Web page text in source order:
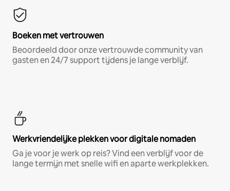
Boeken met vertrouwen
Beoordeeld door onze vertrouwde community van
gasten en 24/7 support tijdens je lange verblijf.
Werkvriendelijke plekken voor digitale nomaden
Ga je voor je werk op reis? Vind een verblijf voor de
lange termijn met snelle wifi en aparte werkplekken.